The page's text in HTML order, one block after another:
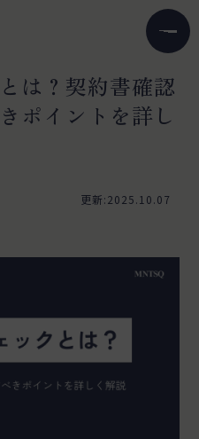
は？契約書確認
ポイントを詳し
更新:2025.10.07